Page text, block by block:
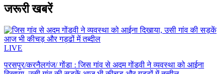
जरूरी खबरें
LIVE
परसपुर/करनैलगंज/ गोंडा : जिस गांव से अदम गोंडवी ने व्यवस्था को आईना